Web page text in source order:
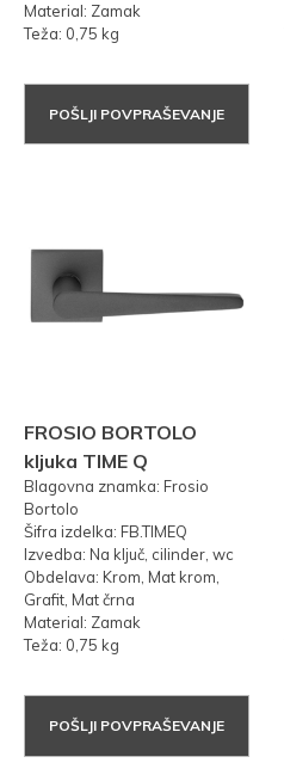
Material: Zamak
Teža: 0,75 kg
POŠLJI POVPRAŠEVANJE
FROSIO BORTOLO
kljuka TIME Q
Blagovna znamka: Frosio
Bortolo
Šifra izdelka: FB.TIMEQ
Izvedba: Na ključ, cilinder, wc
Obdelava: Krom, Mat krom,
Grafit, Mat črna
Material: Zamak
Teža: 0,75 kg
POŠLJI POVPRAŠEVANJE